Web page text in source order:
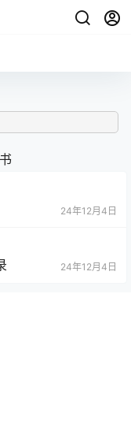
24年12月4日
24年12月4日